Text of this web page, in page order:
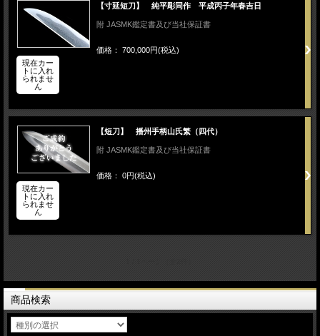
【寸延短刀】 純平彫同作 平成丙子年春吉日
附 JASMK鑑定書及び当社保証書
価格： 700,000円(税込)
現在カー
トに入れ
られませ
ん
【短刀】 播州手柄山氏繁（四代）
附 JASMK鑑定書及び当社保証書
価格： 0円(税込)
現在カー
トに入れ
られませ
ん
商品検索